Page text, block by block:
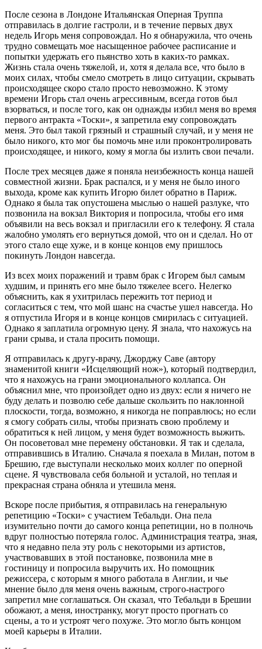
После сезона в Лондоне Итальянская Оперная Труппа
отправилась в долгие гастроли, и в течение первых двух
недель Игорь меня сопровождал. Но я обнаружила, что очень
трудно совмещать мое насыщенное рабочее расписание и
попытки удержать его пьянство хоть в каких-то рамках.
Жизнь стала очень тяжелой, и, хотя я делала все, что было в
моих силах, чтобы смело смотреть в лицо ситуации, скрывать
происходящее скоро стало просто невозможно. К этому
времени Игорь стал очень агрессивным, всегда готов был
взорваться, и после того, как он однажды избил меня во время
первого антракта «Тоски», я запретила ему сопровождать
меня. Это был такой грязный и страшный случай, и у меня не
было никого, кто мог бы помочь мне или проконтролировать
происходящее, и никого, кому я могла бы излить свои печали.
После трех месяцев даже я поняла неизбежность конца нашей
совместной жизни. Брак распался, и у меня не было иного
выхода, кроме как купить Игорю билет обратно в Париж.
Однако я была так опустошена мыслью о нашей разлуке, что
позвонила на вокзал Виктория и попросила, чтобы его имя
объявили на весь вокзал и пригласили его к телефону. Я стала
жалобно умолять его вернуться домой, что он и сделал. Но от
этого стало еще хуже, и в конце концов ему пришлось
покинуть Лондон навсегда.
Из всех моих поражений и травм брак с Игорем был самым
худшим, и принять его мне было тяжелее всего. Нелегко
объяснить, как я ухитрилась пережить тот период и
согласиться с тем, что мой шанс на счастье ушел навсегда. Но
я отпустила Игоря и в конце концов смирилась с ситуацией.
Однако я заплатила огромную цену. Я знала, что нахожусь на
грани срыва, и стала просить помощи.
Я отправилась к другу-врачу, Джорджу Саве (автору
знаменитой книги «Исцеляющий нож»), который подтвердил,
что я нахожусь на грани эмоционального коллапса. Он
объяснил мне, что произойдет одно из двух: если я ничего не
буду делать и позволю себе дальше скользить по наклонной
плоскости, тогда, возможно, я никогда не поправлюсь; но если
я смогу собрать силы, чтобы признать свою проблему и
обратиться к ней лицом, у меня будет возможность выжить.
Он посоветовал мне перемену обстановки. Я так и сделала,
отправившись в Италию. Сначала я поехала в Милан, потом в
Брешию, где выступали несколько моих коллег по оперной
сцене. Я чувствовала себя больной и усталой, но теплая и
прекрасная страна обняла и утешила меня.
Вскоре после прибытия, я отправилась на генеральную
репетицию «Тоски» с участием Тебальди. Она пела
изумительно почти до самого конца репетиции, но в полночь
вдруг полностью потеряла голос. Администрация театра, зная,
что я недавно пела эту роль с некоторыми из артистов,
участвовавших в этой постановке, позвонила мне в
гостиницу и попросила выручить их. Но помощник
режиссера, с которым я много работала в Англии, и чье
мнение было для меня очень важным, строго-настрого
запретил мне соглашаться. Он сказал, что Тебальди в Брешии
обожают, а меня, иностранку, могут просто прогнать со
сцены, а то и устроят чего похуже. Это могло быть концом
моей карьеры в Италии.